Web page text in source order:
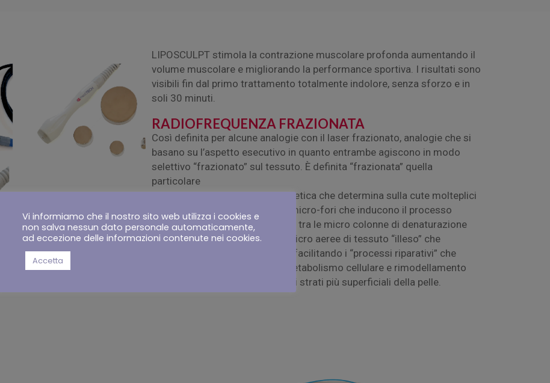
LIPOSCULPT stimola la contrazione muscolare profonda aumentando il
volume muscolare e migliorando la performance sportiva. I risultati sono
visibili fin dal primo trattamento totalmente indolore, senza sforzo e in
soli 30 minuti.
RADIOFREQUENZA FRAZIONATA
Così definita per alcune analogie con il laser frazionato, analogie che si
basano su l’aspetto esecutivo in quanto entrambe agiscono in modo
selettivo “frazionato” sul tessuto. È definita “frazionata” quella
particolare
emissione della sorgente energetica che determina sulla cute molteplici
danni parcellari generando dei micro-fori che inducono il processo
fisiologico di “auto riparazione”: tra le micro colonne di denaturazione
dermoepidermica rimangono micro aeree di tessuto “illeso” che
agiscono da “riserva biologica” facilitando i “processi riparativi” che
inducono una attivazione del metabolismo cellulare e rimodellamento
tissutale coinvolgendo anche gli strati più superficiali della pelle.
Vi informiamo che il nostro sito web utilizza i cookies e
non salva nessun dato personale automaticamente,
ad eccezione delle informazioni contenute nei cookies.
Accetta